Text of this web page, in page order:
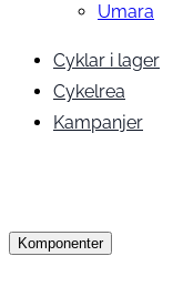
Umara
Cyklar i lager
Cykelrea
Kampanjer
Komponenter